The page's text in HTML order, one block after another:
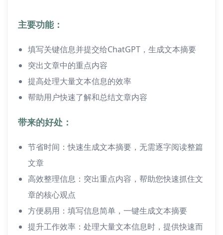
主要功能：
填写关键信息并提交给ChatGPT，生成文本摘要
突出文章中的重点内容
提高处理大量文本信息的效率
帮助用户快速了解和总结文章内容
带来的好处：
节省时间：快速生成文本摘要，无需逐字阅读整篇
文章
高效整理信息：突出重点内容，帮助您快速抓住文
章的核心观点
方便易用：填写信息简单，一键生成文本摘要
提升工作效率：处理大量文本信息时，提供快速而